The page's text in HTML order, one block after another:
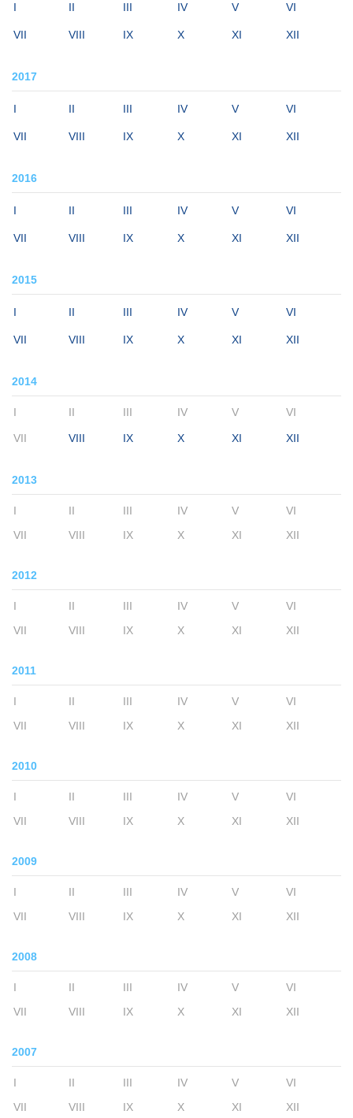
I II III IV V VI
VII VIII IX X XI XII
2017
I II III IV V VI
VII VIII IX X XI XII
2016
I II III IV V VI
VII VIII IX X XI XII
2015
I II III IV V VI
VII VIII IX X XI XII
2014
I II III IV V VI
VII VIII IX X XI XII
2013
I II III IV V
VI
VII
VIII IX X XI XII
2012
I II III IV V
VI
VII
VIII IX X XI XII
2011
I II III IV V
VI
VII
VIII IX X XI XII
2010
I II III IV V
VI
VII
VIII IX X XI XII
2009
I II III IV V
VI
VII
VIII IX X XI XII
2008
I II III IV V
VI
VII
VIII IX X XI XII
2007
I II III IV V
VI
VII
VIII IX X XI XII